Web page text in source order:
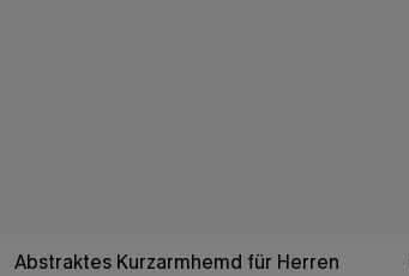
Abstraktes Kurzarmhemd für Herren